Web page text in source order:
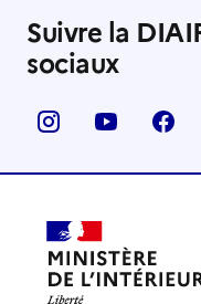
Suivre la
sociaux